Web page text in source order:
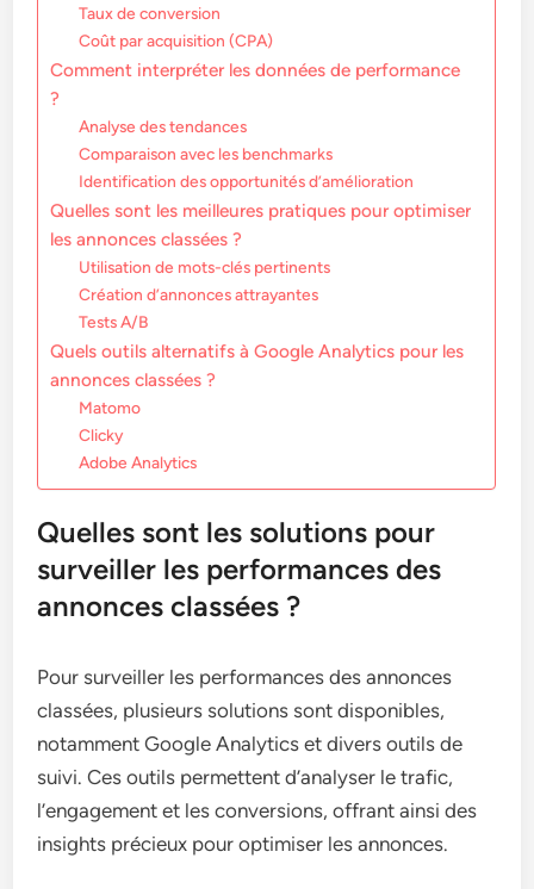
Taux de conversion
Coût par acquisition (CPA)
Comment interpréter les données de performance
?
Analyse des tendances
Comparaison avec les benchmarks
Identification des opportunités d’amélioration
Quelles sont les meilleures pratiques pour optimiser
les annonces classées ?
Utilisation de mots-clés pertinents
Création d’annonces attrayantes
Tests A/B
Quels outils alternatifs à Google Analytics pour les
annonces classées ?
Matomo
Clicky
Adobe Analytics
Quelles sont les solutions pour
surveiller les performances des
annonces classées ?
Pour surveiller les performances des annonces
classées, plusieurs solutions sont disponibles,
notamment Google Analytics et divers outils de
suivi. Ces outils permettent d’analyser le trafic,
l’engagement et les conversions, offrant ainsi des
insights précieux pour optimiser les annonces.